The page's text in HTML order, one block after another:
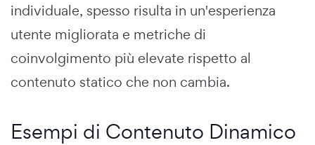
individuale, spesso risulta in un'esperienza
utente migliorata e metriche di
coinvolgimento più elevate rispetto al
contenuto statico che non cambia.
Esempi di Contenuto Dinamico